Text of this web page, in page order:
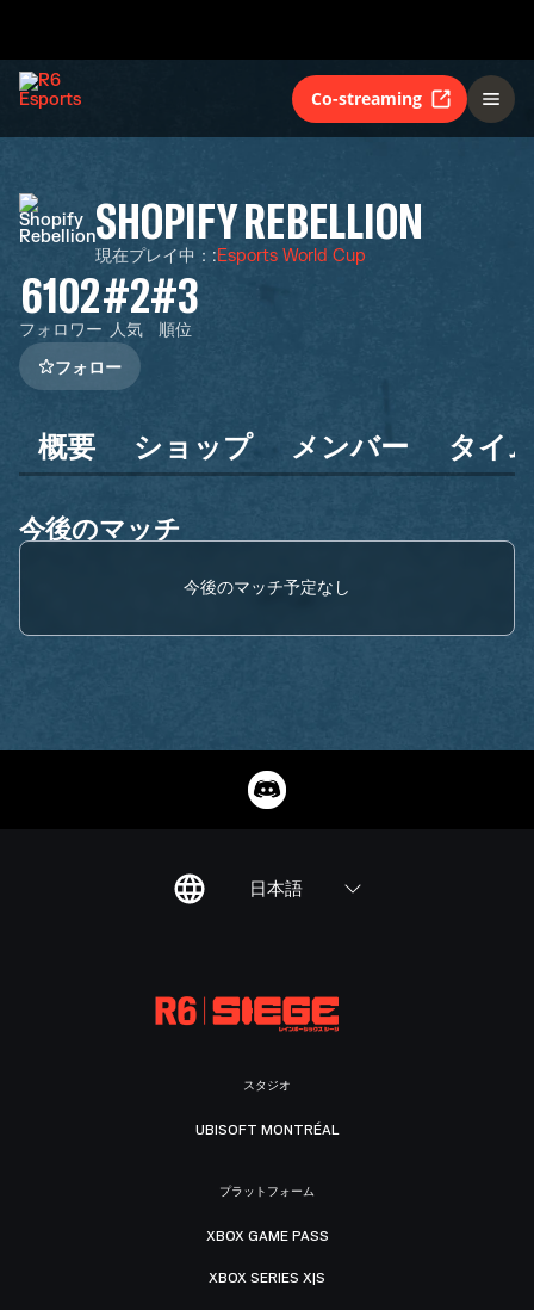
Co-streaming
SHOPIFY REBELLION
現在プレイ中： :Esports World Cup
6102
フォロワー
#2
人気
#3
順位
フォロー
概要 ショップ メンバー タイ
今後のマッチ
今後のマッチ予定なし
日本語
スタジオ
UBISOFT MONTRÉAL
プラットフォーム
XBOX GAME PASS
XBOX SERIES X|S